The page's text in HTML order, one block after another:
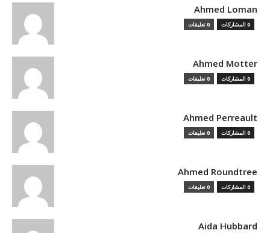
Ahmed Loman
0 المشاركات 0 تعليقات
Ahmed Motter
0 المشاركات 0 تعليقات
Ahmed Perreault
0 المشاركات 0 تعليقات
Ahmed Roundtree
0 المشاركات 0 تعليقات
Aida Hubbard